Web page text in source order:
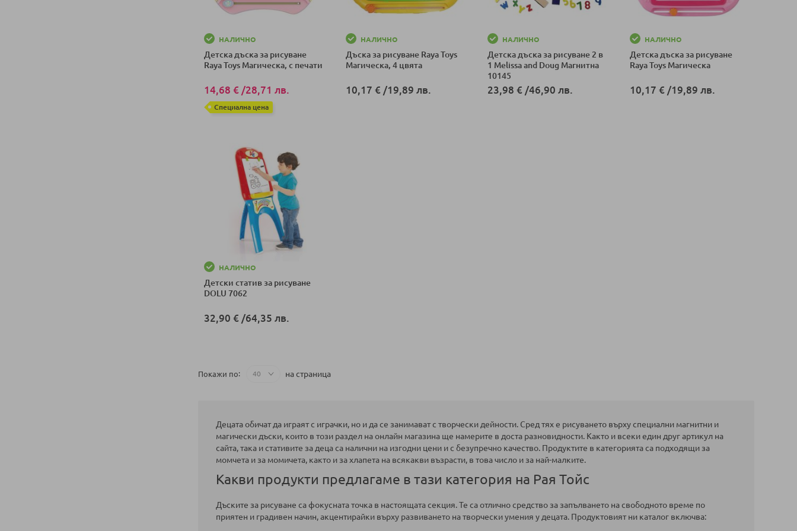
НАЛИЧНО
Детска дъска за рисуване
Raya Toys Магическа, с печати
14,68 € /28,71 лв.
Специална цена
НАЛИЧНО
Дъска за рисуване Raya Toys
Магическа, 4 цвята
10,17 € /19,89 лв.
НАЛИЧНО
Детска дъска за рисуване 2 в
1 Melissa and Doug Магнитна
10145
23,98 € /46,90 лв.
НАЛИЧНО
Детска дъска за рисуване
Raya Toys Магическа
10,17 € /19,89 лв.
НАЛИЧНО
Детски статив за рисуване
DOLU 7062
32,90 € /64,35 лв.
Покажи по на страница
Децата обичат да играят с играчки, но и да се занимават с творчески дейности. Сред тях е рисуването върху специални магнитни и
магически дъски, които в този раздел на онлайн магазина ще намерите в доста разновидности. Както и всеки един друг артикул на
сайта, така и стативите за деца са налични на изгодни цени и с безупречно качество. Продуктите в категорията са подходящи за
момчета и за момичета, както и за хлапета на всякакви възрасти, в това число и за най-малките.
Какви продукти предлагаме в тази категория на Рая Тойс
Дъските за рисуване са фокусната точка в настоящата секция. Те са отлично средство за запълването на свободното време по
приятен и градивен начин, акцентирайки върху развиването на творчески умения у децата. Продуктовият ни каталог включва: